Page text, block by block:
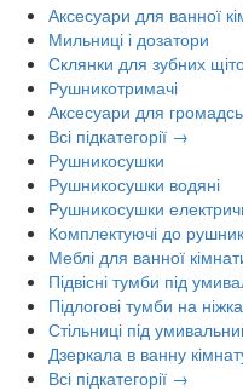
Аксесуари для ванної
Мильниці і дозатори
Склянки для зубних
Рушникотримачі
Аксесуари для
Всі підкатегорії →
Рушникосушки
Рушникосушки водяні
Рушникосушки
Комплектуючі до
Меблі для ванної
Підвісні тумби під
Підлогові тумби на
Стільниці під
Дзеркала в ванну
Всі підкатегорії →